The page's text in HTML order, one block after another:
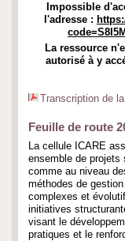
Impossible
l'adresse :
La ressource
autorisé à y
Transcription de
Feuille de route
La cellule ICARE
ensemble de projets
comme au niveau
méthodes de
complexes et
initiatives
visant le
pratiques et le